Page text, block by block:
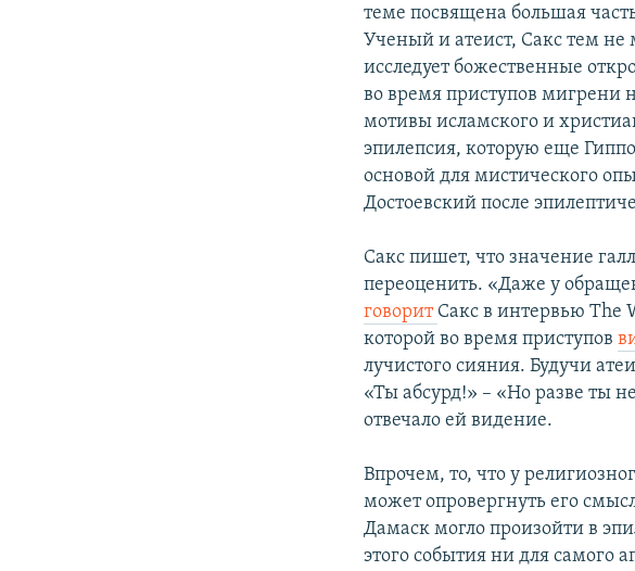
теме посвящена большая
Ученый и атеист, Сакс тем
исследует божественные
во время приступов мигрени
мотивы исламского и
эпилепсия, которую еще
основой для мистического
Достоевский после
Сакс пишет, что значение
переоценить. «Даже у
говорит Сакс в интервью The
которой во время приступов
лучистого сияния. Будучи
«Ты абсурд!» – «Но разве ты
отвечало ей видение.
Впрочем, то, что у
может опровергнуть его
Дамаск могло произойти в
этого события ни для самого